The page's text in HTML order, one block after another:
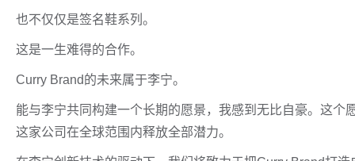
也不仅仅是签名鞋系列。
这是一生难得的合作。
Curry Brand的未来属于李宁。
能与李宁共同构建一个长期的愿景，我感到无比自豪。这
这家公司在全球范围内释放全部潜力。